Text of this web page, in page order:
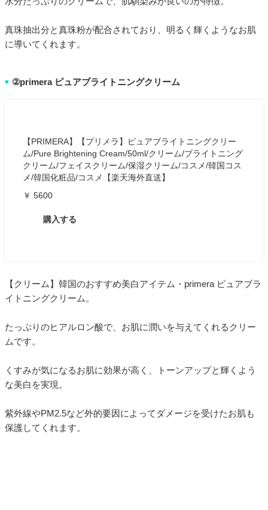
真珠抽出分と真珠粉が配合されており、明るく輝くようなお肌
に導いてくれます。
■ ②primera ピュアブライトニングクリーム
【PRIMERA】【プリメラ】ピュアブライトニングクリー
ム/Pure Brightening Cream/50ml/クリーム/ブライトニング
クリーム/フェイスクリーム/保湿クリーム/コスメ/韓国コス
メ/韓国化粧品/コスメ【楽天海外直送】
￥ 5600
購入する
【クリーム】韓国のおすすめ美白アイテム・primera ピュアブラ
イトニングクリーム。
たっぷりのヒアルロン酸で、お肌に潤いを与えてくれるクリー
ムです。
くすみが気になるお肌に効果が高く、トーンアップと輝くよう
な美白を実現。
紫外線やPM2.5など外的要因によってダメージを受けたお肌も
保護してくれます。